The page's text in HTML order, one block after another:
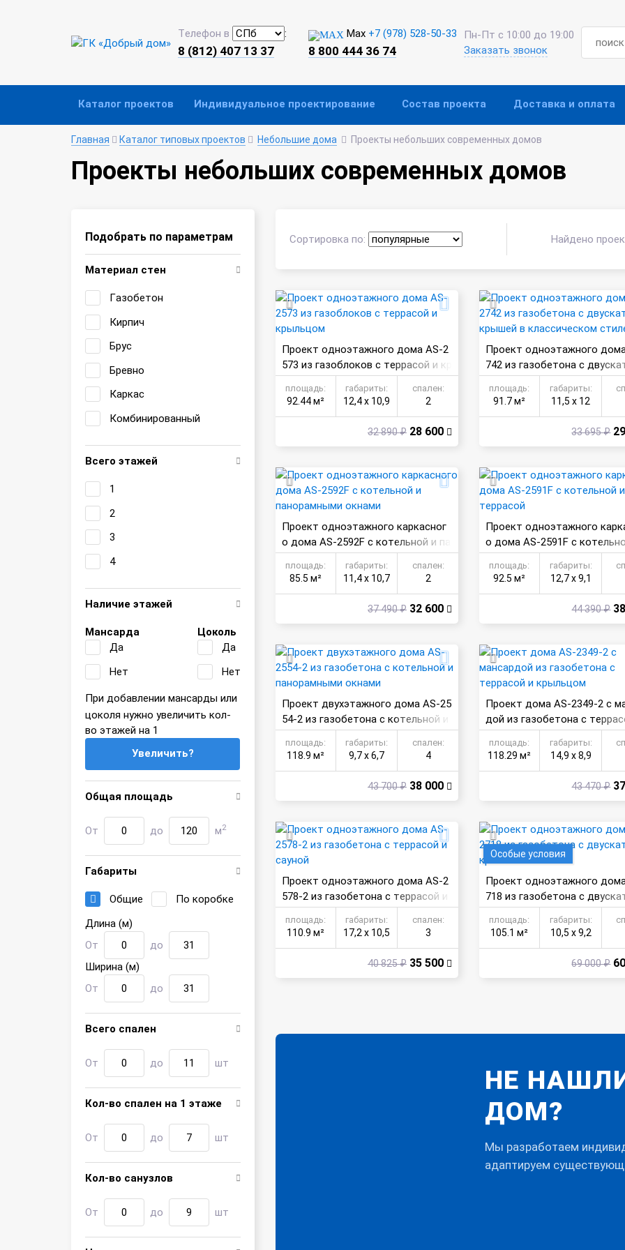
Телефон в :
8 (812) 407 13 37
Max +7 (978) 528-50-33
8 800 444 36 74
Пн-Пт с 10:00 до 19:00
Заказать звонок
Каталог проектов Индивидуальное проектирование Состав проекта Доставка и оплата
Главная Каталог типовых проектов Небольшие дома Проекты небольших современных домов
Проекты небольших современных домов
Подобрать по параметрам
Материал стен
Газобетон
Кирпич
Брус
Бревно
Каркас
Комбинированный
Всего этажей
1
2
3
4
Наличие этажей
Мансарда
Да
Нет
Цоколь
Да
Нет
При добавлении мансарды или
цоколя нужно увеличить кол-
во этажей на 1
Увеличить?
Общая площадь
От до м2
Габариты
Общие
По коробке
Длина (м)
От
до
Ширина (м)
От
до
Всего спален
От до шт
Кол-во спален на 1 этаже
От до шт
Кол-во санузлов
От до шт
Сортировка по: Найдено
Проект одноэтажного дома AS-2
573 из газоблоков с террасой и кр
ыльцом
площадь:
92.44 м²
габариты:
12,4 х 10,9
спален:
2
32 890 ₽ 28 600
Проект одноэтажного
742 из газобетона с
рышей в классическом
площадь:
91.7 м²
габариты:
11,5 х 12
33 695 ₽
Проект одноэтажного каркасног
о дома AS-2592F с котельной и па
норамными окнами
площадь:
85.5 м²
габариты:
11,4 х 10,7
спален:
2
37 490 ₽ 32 600
Проект одноэтажного
о дома AS-2591F с
ррасой
площадь:
92.5 м²
габариты:
12,7 х 9,1
44 390 ₽
Проект двухэтажного дома AS-25
54-2 из газобетона с котельной и
панорамными окнами
площадь:
118.9 м²
габариты:
9,7 х 6,7
спален:
4
43 700 ₽ 38 000
Проект дома AS-2349-2 с
дой из газобетона с
рыльцом
площадь:
118.29 м²
габариты:
14,9 х 8,9
43 470 ₽
Проект одноэтажного дома AS-2
578-2 из газобетона с террасой и
сауной
площадь:
110.9 м²
габариты:
17,2 х 10,5
спален:
3
40 825 ₽ 35 500
Особые условия
Проект одноэтажного
718 из газобетона с
рышей
площадь:
105.1 м²
габариты:
10,5 х 9,2
69 000 ₽
НЕ
ДОМ?
Мы разработаем
адаптируем